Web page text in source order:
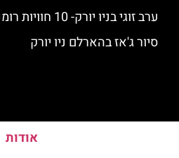
ערב זוגי בניו יורק- 10 חוויות רומנטיות אחרי השקיעה
סיור ג'אז בהארלם ניו יורק
אודות